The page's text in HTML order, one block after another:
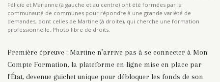
Félicie et Marianne (à gauche et au centre) ont été formées par la
communauté de communes pour répondre à une grande variété de
demandes, dont celles de Martine (à droite), qui cherche une formation
professionnelle. Photo libre de droits.
Première épreuve : Martine n’arrive pas à se connecter à Mon
Compte Formation, la plateforme en ligne mise en place par
l’État, devenue guichet unique pour débloquer les fonds de son